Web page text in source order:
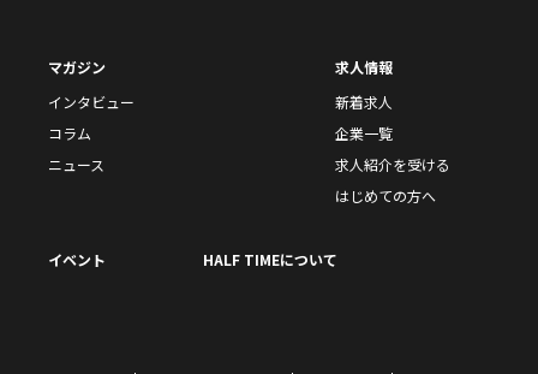
マガジン
インタビュー
コラム
ニュース
求人情報
新着求人
企業一覧
求人紹介を受ける
はじめての方へ
イベント HALF TIMEについて